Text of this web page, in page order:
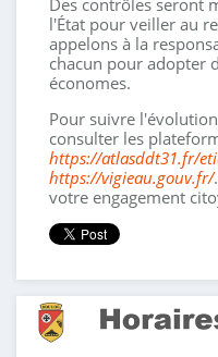
l'État pour veiller au
appelons à la
chacun pour adopter
économes.
Pour suivre
consulter les
https://atlasddt31.fr/
https://vigieau.gouv.fr/
votre engagement